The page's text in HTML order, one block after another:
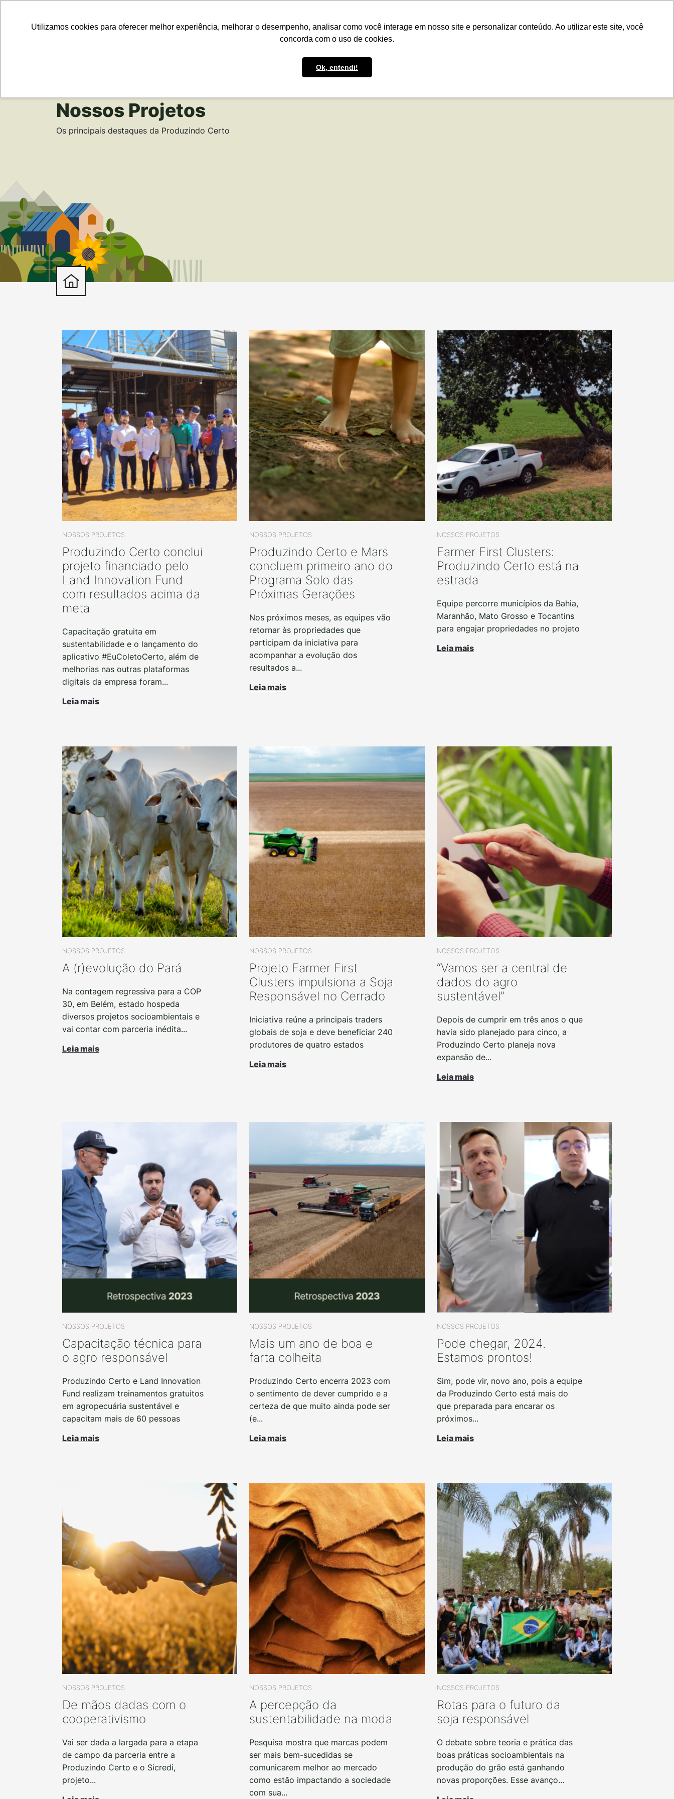
Utilizamos cookies para oferecer melhor experiência, melhorar o desempenho, analisar como você interage em nosso site e personalizar conteúdo. Ao utilizar este site, você
concorda com o uso de cookies.
Ok, entendi!
Nossos Projetos
Os principais destaques da Produzindo Certo
NOSSOS PROJETOS
Produzindo Certo conclui
projeto financiado pelo
Land Innovation Fund
com resultados acima da
meta
Capacitação gratuita em
sustentabilidade e o lançamento do
aplicativo #EuColetoCerto, além de
melhorias nas outras plataformas
digitais da empresa foram...
Leia mais
NOSSOS PROJETOS
Produzindo Certo e Mars
concluem primeiro ano do
Programa Solo das
Próximas Gerações
Nos próximos meses, as equipes vão
retornar às propriedades que
participam da iniciativa para
acompanhar a evolução dos
resultados a...
Leia mais
NOSSOS PROJETOS
Farmer First Clusters:
Produzindo Certo está na
estrada
Equipe percorre municípios da Bahia,
Maranhão, Mato Grosso e Tocantins
para engajar propriedades no projeto
Leia mais
NOSSOS PROJETOS
A (r)evolução do Pará
Na contagem regressiva para a COP
30, em Belém, estado hospeda
diversos projetos socioambientais e
vai contar com parceria inédita...
Leia mais
NOSSOS PROJETOS
Projeto Farmer First
Clusters impulsiona a Soja
Responsável no Cerrado
Iniciativa reúne a principais traders
globais de soja e deve beneficiar 240
produtores de quatro estados
Leia mais
NOSSOS PROJETOS
“Vamos ser a central de
dados do agro
sustentável”
Depois de cumprir em três anos o que
havia sido planejado para cinco, a
Produzindo Certo planeja nova
expansão de...
Leia mais
NOSSOS PROJETOS
Capacitação técnica para
o agro responsável
Produzindo Certo e Land Innovation
Fund realizam treinamentos gratuitos
em agropecuária sustentável e
capacitam mais de 60 pessoas
Leia mais
NOSSOS PROJETOS
Mais um ano de boa e
farta colheita
Produzindo Certo encerra 2023 com
o sentimento de dever cumprido e a
certeza de que muito ainda pode ser
(e...
Leia mais
NOSSOS PROJETOS
Pode chegar, 2024.
Estamos prontos!
Sim, pode vir, novo ano, pois a equipe
da Produzindo Certo está mais do
que preparada para encarar os
próximos...
Leia mais
NOSSOS PROJETOS
De mãos dadas com o
cooperativismo
Vai ser dada a largada para a etapa
de campo da parceria entre a
Produzindo Certo e o Sicredi,
projeto...
NOSSOS PROJETOS
A percepção da
sustentabilidade na moda
Pesquisa mostra que marcas podem
ser mais bem-sucedidas se
comunicarem melhor ao mercado
como estão impactando a sociedade
com sua...
NOSSOS PROJETOS
Rotas para o futuro da
soja responsável
O debate sobre teoria e prática das
boas práticas socioambientais na
produção do grão está ganhando
novas proporções. Esse avanço...